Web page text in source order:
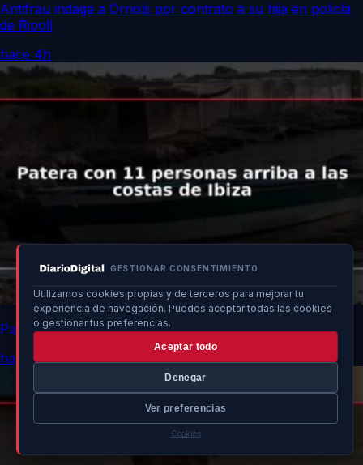
GESTIONAR CONSENTIMIENTO
Utilizamos cookies propias y de terceros para mejorar tu
experiencia de navegación. Puedes aceptar todas las cookies
o gestionar tus preferencias.
Aceptar todo
Denegar
Ver preferencias
Cookies
Antifrau indaga a Orriols por contrato a su hija en policía
de Ripoll
hace 4h
Patera con 11 personas arriba a las costas de Ibiza
hace 4h